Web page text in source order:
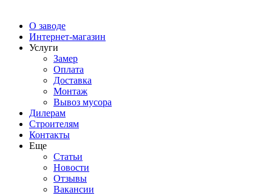
О заводе
Интернет-магазин
Услуги
Замер
Оплата
Доставка
Монтаж
Вывоз мусора
Дилерам
Строителям
Контакты
Еще
Статьи
Новости
Отзывы
Вакансии